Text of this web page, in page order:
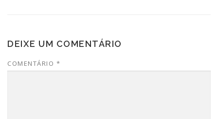
DEIXE UM COMENTÁRIO
COMENTÁRIO *